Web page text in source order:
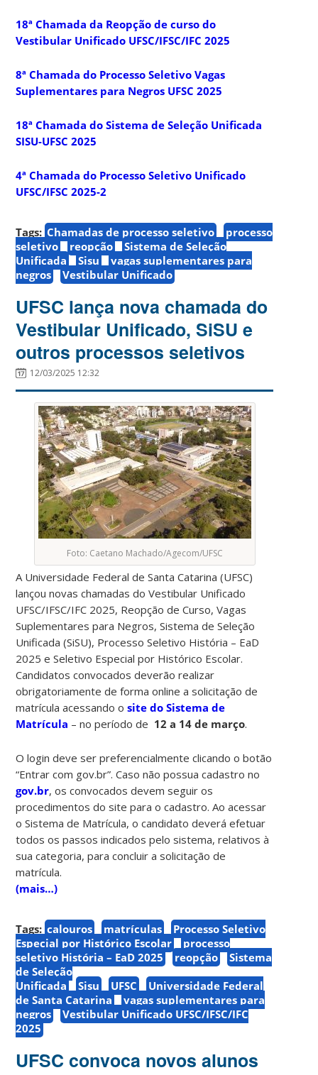
18ª Chamada da Reopção de curso do
Vestibular Unificado UFSC/IFSC/IFC 2025
8ª Chamada do Processo Seletivo Vagas
Suplementares para Negros UFSC 2025
18ª Chamada do Sistema de Seleção Unificada
SISU-UFSC 2025
4ª Chamada do Processo Seletivo Unificado
UFSC/IFSC 2025-2
Tags: Chamadas de processo seletivo
processo
seletivo
reopção
Sistema de Seleção
Unificada
Sisu
vagas suplementares para
negros
Vestibular Unificado
UFSC lança nova chamada do
Vestibular Unificado, SiSU e
outros processos seletivos
12/03/2025 12:32
Foto: Caetano Machado/Agecom/UFSC
A Universidade Federal de Santa Catarina (UFSC)
lançou novas chamadas do Vestibular Unificado
UFSC/IFSC/IFC 2025, Reopção de Curso, Vagas
Suplementares para Negros, Sistema de Seleção
Unificada (SiSU), Processo Seletivo História – EaD
2025 e Seletivo Especial por Histórico Escolar.
Candidatos convocados deverão realizar
obrigatoriamente de forma online a solicitação de
matrícula acessando osite do Sistema de
Matrícula – no período de 12 a 14 de março.
O login deve ser preferencialmente clicando o botão
“Entrar com gov.br”. Caso não possua cadastro no
gov.br, os convocados devem seguir os
procedimentos do site para o cadastro. Ao acessar
o Sistema de Matrícula, o candidato deverá efetuar
todos os passos indicados pelo sistema, relativos à
sua categoria, para concluir a solicitação de
matrícula.
(mais…)
Tags: calouros matrículas
Processo Seletivo
Especial por Histórico Escolar
processo
seletivo História – EaD 2025
reopção
Sistema
de Seleção
Unificada
Sisu UFSC
Universidade Federal
de Santa Catarina
vagas suplementares para
negros
Vestibular Unificado UFSC/IFSC/IFC
2025
UFSC convoca novos alunos